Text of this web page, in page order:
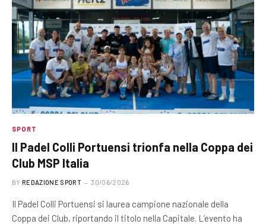
SPORT
Il Padel Colli Portuensi trionfa nella Coppa dei
Club MSP Italia
BY REDAZIONE SPORT 30/06/2026
Il Padel Colli Portuensi si laurea campione nazionale della
Coppa dei Club, riportando il titolo nella Capitale. L’evento ha